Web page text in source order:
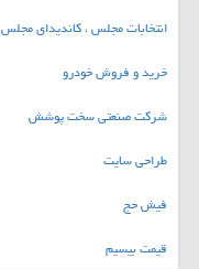
انتخابات مجلس ، کاندیدای مجلس
خرید و فروش خودرو
شرکت صنعتی سخت پوشش
طراحی سایت
فیش حج
قیمت بیسیم